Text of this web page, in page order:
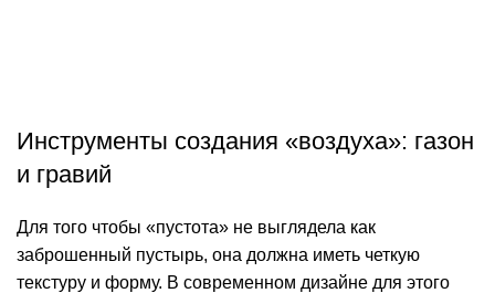
Инструменты создания «воздуха»: газон
и гравий
Для того чтобы «пустота» не выглядела как
заброшенный пустырь, она должна иметь четкую
текстуру и форму. В современном дизайне для этого